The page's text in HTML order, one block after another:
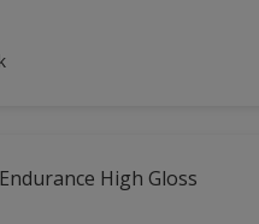
High Gloss